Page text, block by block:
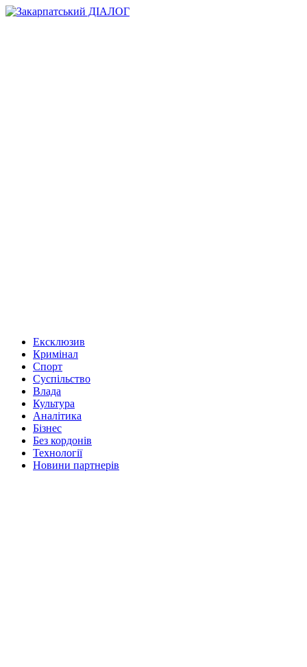
Ексклюзив
Кримінал
Спорт
Суспільство
Влада
Культура
Аналітика
Бізнес
Без кордонів
Технології
Новини партнерів